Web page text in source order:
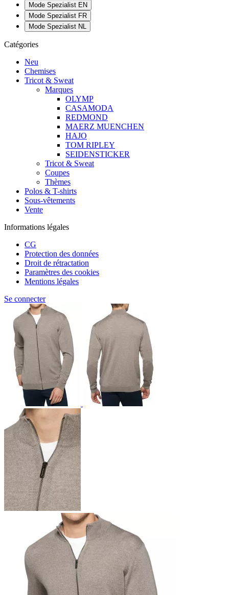
Mode Spezialist EN
Mode Spezialist FR
Mode Spezialist NL
Catégories
Neu
Chemises
Tricot & Sweat
Marques
OLYMP
CASAMODA
REDMOND
MAERZ MUENCHEN
HAJO
TOM RIPLEY
SEIDENSTICKER
Tricot & Sweat
Coupes
Thèmes
Polos & T-shirts
Sous-vêtements
Vente
Informations légales
CG
Protection des données
Droit de rétractation
Paramètres des cookies
Mentions légales
Se connecter